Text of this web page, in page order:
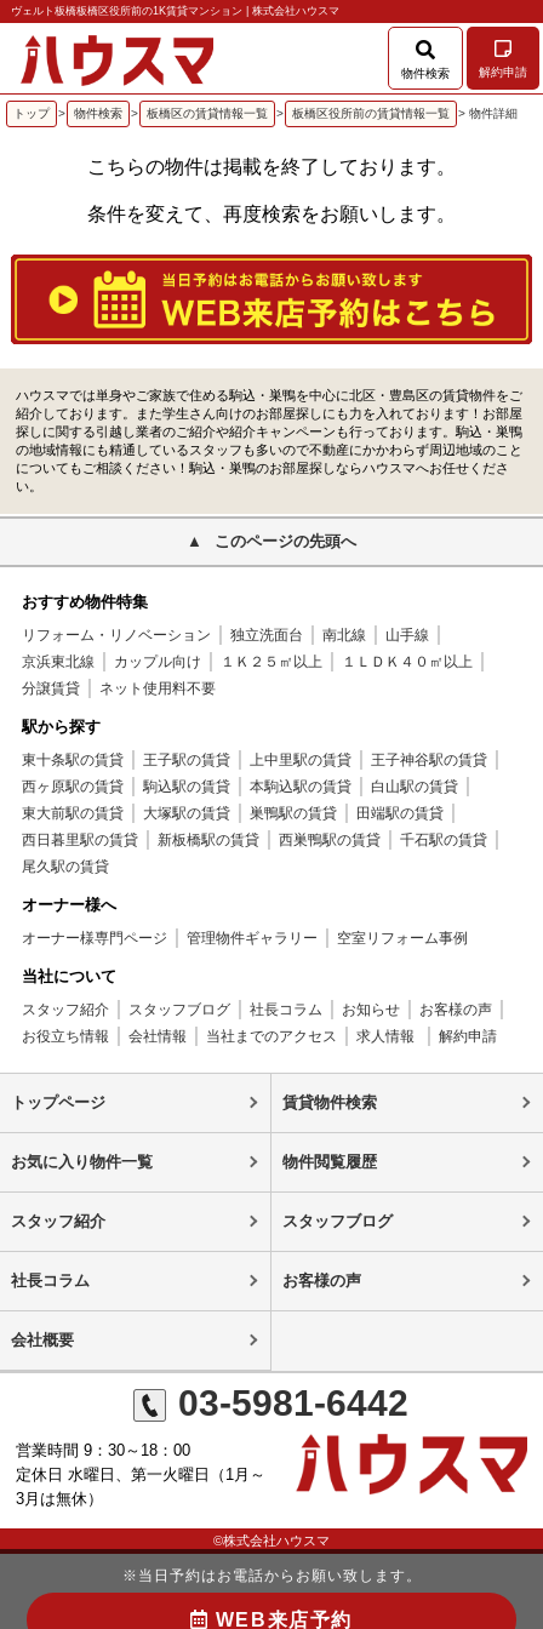
ヴェルト板橋板橋区役所前の1K賃貸マンション | 株式会社ハウスマ
物件検索 解約申請
トップ > 物件検索 > 板橋区の賃貸情報一覧 > 板橋区役所前の賃貸情報一覧 > 物件詳細
こちらの物件は掲載を終了しております。
条件を変えて、再度検索をお願いします。
ハウスマでは単身やご家族で住める駒込・巣鴨を中心に北区・豊島区の賃貸物件をご
紹介しております。また学生さん向けのお部屋探しにも力を入れております！お部屋
探しに関する引越し業者のご紹介や紹介キャンペーンも行っております。駒込・巣鴨
の地域情報にも精通しているスタッフも多いので不動産にかかわらず周辺地域のこと
についてもご相談ください！駒込・巣鴨のお部屋探しならハウスマへお任せくださ
い。
このページの先頭へ
おすすめ物件特集
リフォーム・リノベーション 独立洗面台 南北線
山手線
京浜東北線
カップル向け １Ｋ２５㎡以上
１ＬＤＫ４０㎡以上
分譲賃貸
ネット使用料不要
駅から探す
東十条駅の賃貸 王子駅の賃貸 上中里駅の賃貸
王子神谷駅の賃貸
西ヶ原駅の賃貸
駒込駅の賃貸 本駒込駅の賃貸
白山駅の賃貸
東大前駅の賃貸
大塚駅の賃貸 巣鴨駅の賃貸
田端駅の賃貸
西日暮里駅の賃貸
新板橋駅の賃貸 西巣鴨駅の賃貸
千石駅の賃貸
尾久駅の賃貸
オーナー様へ
オーナー様専門ページ 管理物件ギャラリー 空室リフォーム事例
当社について
スタッフ紹介 スタッフブログ 社長コラム お知らせ
お客様の声
お役立ち情報
会社情報 当社までのアクセス 求人情報 解約申請
トップページ 賃貸物件検索
お気に入り物件一覧 物件閲覧履歴
スタッフ紹介 スタッフブログ
社長コラム お客様の声
会社概要
03-5981-6442
営業時間 9：30～18：00
定休日 水曜日、第一火曜日（1月～
3月は無休）
©株式会社ハウスマ
※当日予約はお電話からお願い致します。
WEB来店予約